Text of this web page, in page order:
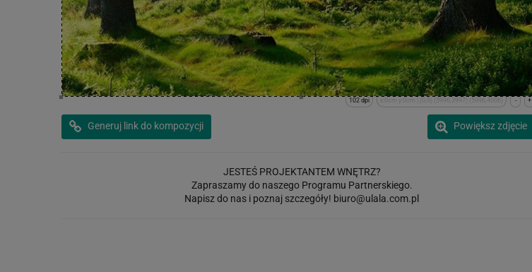
+
-
x:0cm y:0cm | (0,9) (5996,3997) (5996,4006)
102 dpi
Powiększ zdjęcie
Generuj link do kompozycji
JESTEŚ PROJEKTANTEM WNĘTRZ?
Zapraszamy do naszego Programu Partnerskiego.
Napisz do nas i poznaj szczegóły! biuro@ulala.com.pl